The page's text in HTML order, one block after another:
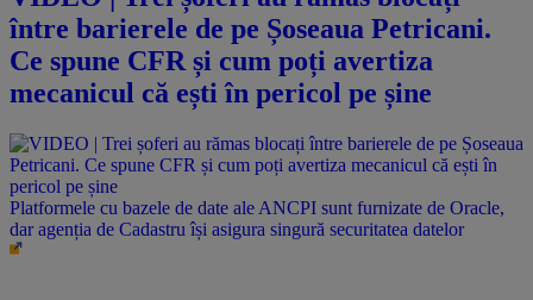
între barierele de pe Șoseaua Petricani.
Ce spune CFR și cum poți avertiza
mecanicul că ești în pericol pe șine
Platformele cu bazele de date ale ANCPI sunt furnizate de Oracle,
dar agenția de Cadastru își asigura singură securitatea datelor